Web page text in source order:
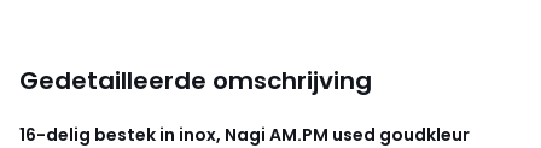
Gedetailleerde omschrijving
16-delig bestek in inox, Nagi AM.PM used goudkleur